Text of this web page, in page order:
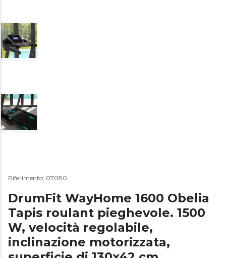
Riferimento: 07080
DrumFit WayHome 1600 Obelia
Tapis roulant pieghevole. 1500
W, velocità regolabile,
inclinazione motorizzata,